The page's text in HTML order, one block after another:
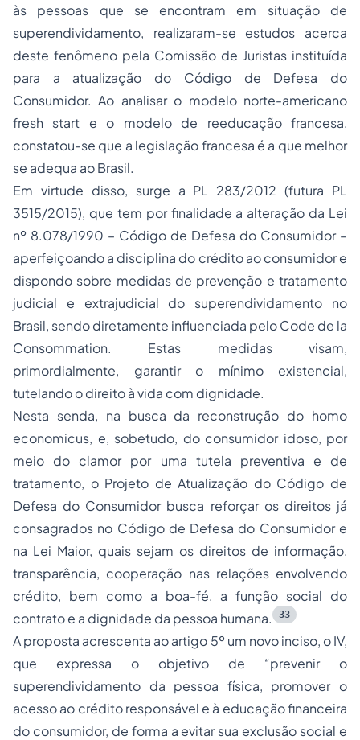
às pessoas que se encontram em situação de
superendividamento, realizaram-se estudos acerca
deste fenômeno pela Comissão de Juristas instituída
para a atualização do Código de Defesa do
Consumidor. Ao analisar o modelo norte-americano
fresh start e o modelo de reeducação francesa,
constatou-se que a legislação francesa é a que melhor
se adequa ao Brasil.
Em virtude disso, surge a PL 283/2012 (futura PL
3515/2015), que tem por finalidade a alteração da Lei
nº 8.078/1990 – Código de Defesa do Consumidor –
aperfeiçoando a disciplina do crédito ao consumidor e
dispondo sobre medidas de prevenção e tratamento
judicial e extrajudicial do superendividamento no
Brasil, sendo diretamente influenciada peloCode de la
Consommation. Estas medidas visam,
primordialmente, garantir o mínimo existencial,
tutelando o direito à vida com dignidade.
Nesta senda, na busca da reconstrução do homo
economicus, e, sobetudo, do consumidor idoso, por
meio do clamor por uma tutela preventiva e de
tratamento, o Projeto de Atualização do Código de
Defesa do Consumidor busca reforçar os direitos já
consagrados no Código de Defesa do Consumidor e
na Lei Maior, quais sejam os direitos de informação,
transparência, cooperação nas relações envolvendo
crédito, bem como a boa-fé, a função social do
contrato e a dignidade da pessoa humana.
33
A proposta acrescenta ao artigo 5º um novo inciso, o IV,
que expressa o objetivo de “prevenir o
superendividamento da pessoa física, promover o
acesso ao crédito responsável e à educação financeira
do consumidor, de forma a evitar sua exclusão social e